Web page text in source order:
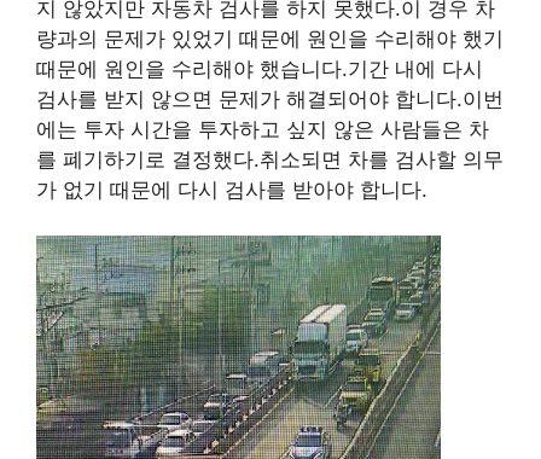
지 않았지만 자동차 검사를 하지 못했다.이 경우 차
량과의 문제가 있었기 때문에 원인을 수리해야 했기
때문에 원인을 수리해야 했습니다.기간 내에 다시
검사를 받지 않으면 문제가 해결되어야 합니다.이번
에는 투자 시간을 투자하고 싶지 않은 사람들은 차
를 폐기하기로 결정했다.취소되면 차를 검사할 의무
가 없기 때문에 다시 검사를 받아야 합니다.